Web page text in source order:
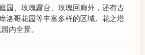
园、玫瑰露台、玫瑰回廊外，还有古
洛哥花园等丰富多样的区域。花之塔
内全景。